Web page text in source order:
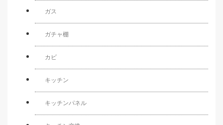
ガス
ガチャ棚
カビ
キッチン
キッチンパネル